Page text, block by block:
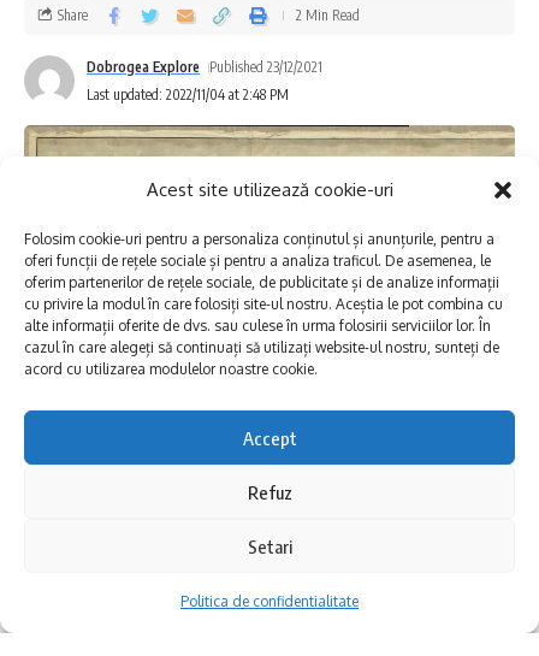
Acest site utilizează cookie-uri
Folosim cookie-uri pentru a personaliza conținutul și anunțurile, pentru a
oferi funcții de rețele sociale și pentru a analiza traficul. De asemenea, le
oferim partenerilor de rețele sociale, de publicitate și de analize informații
cu privire la modul în care folosiți site-ul nostru. Aceștia le pot combina cu
alte informații oferite de dvs. sau culese în urma folosirii serviciilor lor. În
cazul în care alegeți să continuați să utilizați website-ul nostru, sunteți de
acord cu utilizarea modulelor noastre cookie.
Accept
Refuz
Setari
Politica de confidentialitate
Arta icoanei pe sticlă în stil naiv, unică în lume, transmisă
TAGGED: cercurile de piatră,cheile dobrogei,Mănăstirea
Dobrogei
Facebook
Last updated: 2022/11/04 at 2:48 PM
Dobrogea Explore Published 23/12/2021
Share 2 Min Read
Ne face plăcere să anunțăm apariția volumului Planurile și
prospectele Cetății Hârșova în arhive străine, care prin
Constantin Nicolae – Muzeul ”Carsium” Hârșova, Mihai
cetății otomane de la Dunăre.